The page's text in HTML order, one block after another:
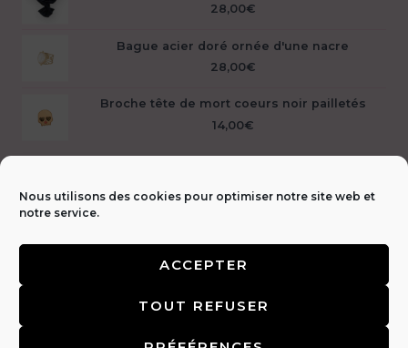
Nous utilisons des cookies pour optimiser notre site web et
notre service.
ACCEPTER
TOUT REFUSER
28,00€
Bague acier doré ornée d'une nacre
28,00€
Broche tête de mort coeurs noir pailletés
14,00€
CGV & Mentions légales ⚖️|